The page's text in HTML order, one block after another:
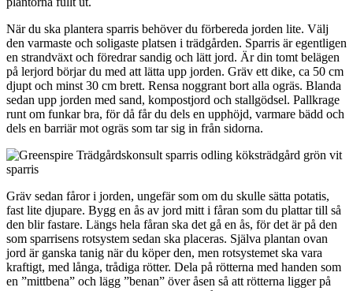
När du ska plantera sparris behöver du förbereda jorden lite. Välj
den varmaste och soligaste platsen i trädgården. Sparris är egentligen
en strandväxt och föredrar sandig och lätt jord. Är din tomt belägen
på lerjord börjar du med att lätta upp jorden. Gräv ett dike, ca 50 cm
djupt och minst 30 cm brett. Rensa noggrant bort alla ogräs. Blanda
sedan upp jorden med sand, kompostjord och stallgödsel. Pallkrage
runt om funkar bra, för då får du dels en upphöjd, varmare bädd och
dels en barriär mot ogräs som tar sig in från sidorna.
Gräv sedan fåror i jorden, ungefär som om du skulle sätta potatis,
fast lite djupare. Bygg en ås av jord mitt i fåran som du plattar till så
den blir fastare. Längs hela fåran ska det gå en ås, för det är på den
som sparrisens rotsystem sedan ska placeras. Själva plantan ovan
jord är ganska tanig när du köper den, men rotsystemet ska vara
kraftigt, med långa, trådiga rötter. Dela på rötterna med handen som
en ”mittbena” och lägg ”benan” över åsen så att rötterna ligger på